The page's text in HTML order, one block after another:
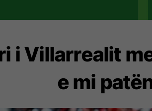
i Villarrealit
e mi